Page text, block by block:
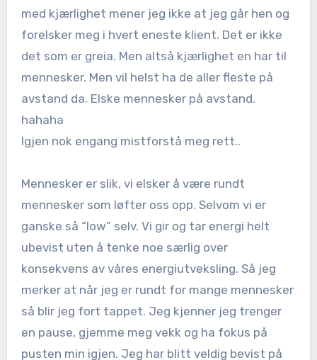
med kjærlighet mener jeg ikke at jeg går hen og
forelsker meg i hvert eneste klient. Det er ikke
det som er greia. Men altså kjærlighet en har til
mennesker. Men vil helst ha de aller fleste på
avstand da. Elske mennesker på avstand.
hahaha
Igjen nok engang mistforstå meg rett..
Mennesker er slik, vi elsker å være rundt
mennesker som løfter oss opp. Selvom vi er
ganske så “low” selv. Vi gir og tar energi helt
ubevist uten å tenke noe særlig over
konsekvens av våres energiutveksling. Så jeg
merker at når jeg er rundt for mange mennesker
så blir jeg fort tappet. Jeg kjenner jeg trenger
en pause, gjemme meg vekk og ha fokus på
pusten min igjen. Jeg har blitt veldig bevist på